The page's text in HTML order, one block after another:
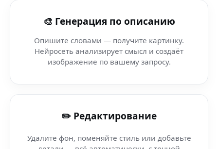
AI sketch-art (Яндекс.Браузер Lite) — генерация
AI Генератор Аватаров (арт-студия) — генерация AI-
AI шаблон-генератор (десктоп) — создавай визуалы
AI шаблон-генератор (Ubuntu) — AI-редактор без
🎨 Генерация по описанию
Опишите словами — получите картинку.
Нейросеть анализирует смысл и создаёт
изображение по вашему запросу.
✏️ Редактирование
Удалите фон, поменяйте стиль или добавьте